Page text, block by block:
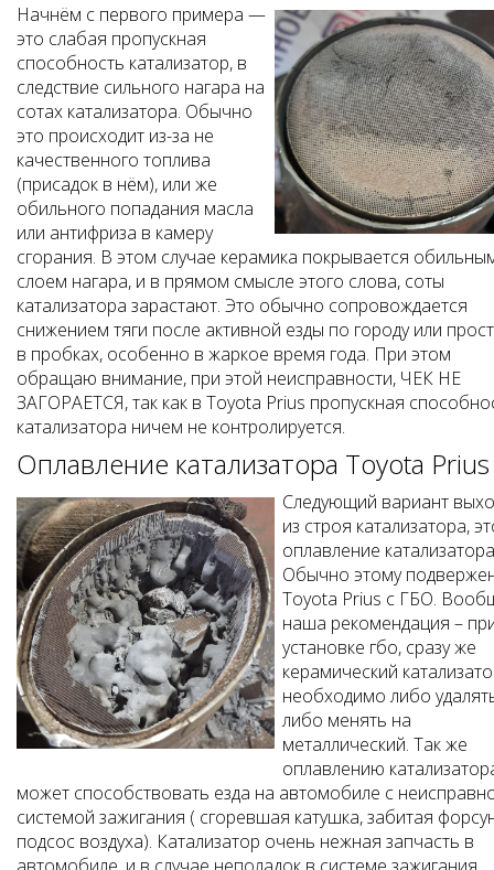
Начнём с первого примера —
это слабая пропускная
способность катализатор, в
следствие сильного нагара на
сотах катализатора. Обычно
это происходит из-за не
качественного топлива
(присадок в нём), или же
обильного попадания масла
или антифриза в камеру
сгорания. В этом случае керамика покрывается
слоем нагара, и в прямом смысле этого слова, соты
катализатора зарастают. Это обычно сопровождается
снижением тяги после активной езды по городу или
в пробках, особенно в жаркое время года. При этом
обращаю внимание, при этой неисправности, ЧЕК НЕ
ЗАГОРАЕТСЯ, так как в Toyota Prius пропускная
катализатора ничем не контролируется.
Оплавление катализатора Toyota Prius
Следующий вариант
из строя катализатора,
оплавление
Обычно этому
Toyota Prius с ГБО.
наша рекомендация –
установке гбо, сразу же
керамический
необходимо либо
либо менять на
металлический. Так же
оплавлению
может способствовать езда на автомобиле с
системой зажигания ( сгоревшая катушка, забитая
подсос воздуха). Катализатор очень нежная запчасть в